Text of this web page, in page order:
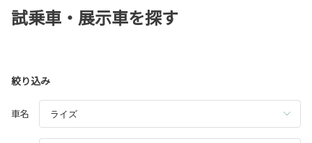
試乗車・展示車を探す
絞り込み
車名